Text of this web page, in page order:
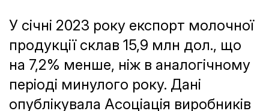
У січні 2023 року експорт молочної
продукції склав 15,9 млн дол., що
на 7,2% менше, ніж в аналогічному
періоді минулого року. Дані
опублікувала Асоціація виробників